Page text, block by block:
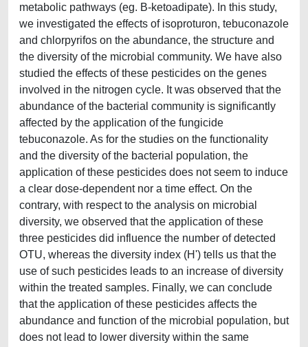
metabolic pathways (eg. Β-ketoadipate). In this study,
we investigated the effects of isoproturon, tebuconazole
and chlorpyrifos on the abundance, the structure and
the diversity of the microbial community. We have also
studied the effects of these pesticides on the genes
involved in the nitrogen cycle. It was observed that the
abundance of the bacterial community is significantly
affected by the application of the fungicide
tebuconazole. As for the studies on the functionality
and the diversity of the bacterial population, the
application of these pesticides does not seem to induce
a clear dose-dependent nor a time effect. On the
contrary, with respect to the analysis on microbial
diversity, we observed that the application of these
three pesticides did influence the number of detected
OTU, whereas the diversity index (H') tells us that the
use of such pesticides leads to an increase of diversity
within the treated samples. Finally, we can conclude
that the application of these pesticides affects the
abundance and function of the microbial population, but
does not lead to lower diversity within the same